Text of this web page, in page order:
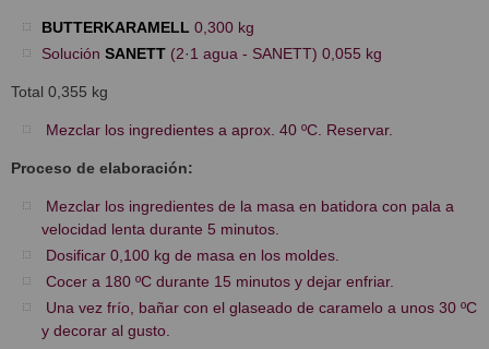
BUTTERKARAMELL 0,300 kg
Solución SANETT (2·1 agua - SANETT) 0,055 kg
Total 0,355 kg
Mezclar los ingredientes a aprox. 40 ºC. Reservar.
Proceso de elaboración:
Mezclar los ingredientes de la masa en batidora con pala a
velocidad lenta durante 5 minutos.
Dosificar 0,100 kg de masa en los moldes.
Cocer a 180 ºC durante 15 minutos y dejar enfriar.
Una vez frío, bañar con el glaseado de caramelo a unos 30 ºC
y decorar al gusto.